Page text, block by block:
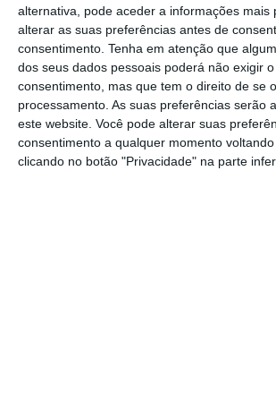
alternativa, pode aceder a informações mais
alterar as suas preferências antes de
consentimento. Tenha em atenção que
dos seus dados pessoais poderá não exigir o
consentimento, mas que tem o direito de se
processamento. As suas preferências serão
este website. Você pode alterar suas
consentimento a qualquer momento
clicando no botão "Privacidade" na parte
dos trabalhadores em defender
dignas, previsíveis e juridicamente
sustentadas, apelando à tutela
assuma responsabilidades e
soluções concretas”.
Quais os serviços